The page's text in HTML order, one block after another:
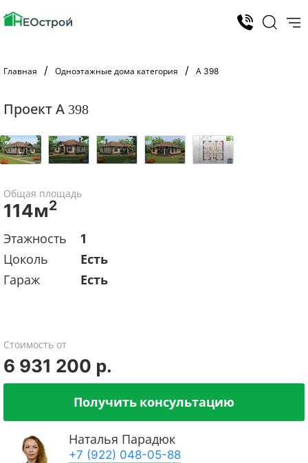
Главная Одноэтажные дома категория А 398
Проект А 398
Общая площадь
114м2
Этажность
1
Цоколь
Есть
Гараж
Есть
Стоимость от
6 931 200 р.
Получить консультацию
Наталья Парадюк
+7 (922) 048-05-88